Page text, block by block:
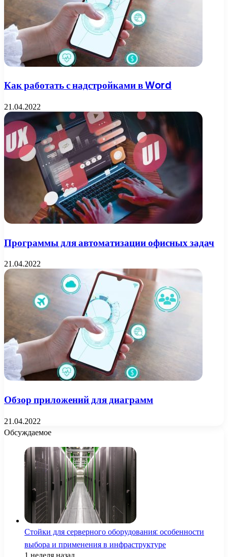
Как работать с надстройками в Word
21.04.2022
Программы для автоматизации офисных задач
21.04.2022
Обзор приложений для диаграмм
21.04.2022
Обсуждаемое
Стойки для серверного оборудования: особенности
выбора и применения в инфраструктуре
1 неделя назад